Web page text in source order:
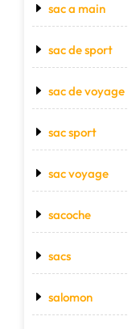
sac a main
sac de sport
sac de voyage
sac sport
sac voyage
sacoche
sacs
salomon